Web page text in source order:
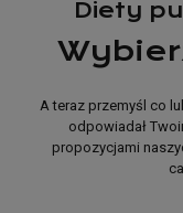
Diety
A teraz przemyśl co
odpowiadał
propozycjami